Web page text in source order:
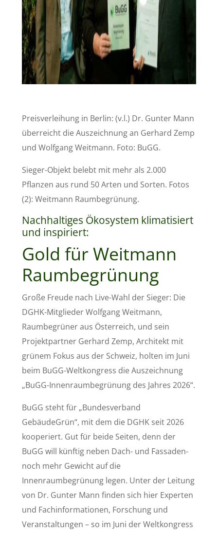
Preisverleihung in Berlin: (v.l.) Dr. Gunter Mann
überreicht die Auszeichnung an Gerhard Zemp
und Wolfgang Weitmann. Foto: BuGG.
Sieger-Objekt belebt mit mehr als 2.000
Pflanzen aus rund 50 Arten und Sorten. Fotos
(2): Weitmann Raumbegrünung.
Nachhaltiges Ökosystem klimatisiert
und inspiriert:
Gold für Weitmann
Raumbegrünung
Große Freude nach Live-Wahl der Sieger: Die
DGHK-Mitglieder Wolfgang Weitmann,
Raumbegrüner aus Österreich, und sein
Projektpartner Gerhard Zemp, Architekt mit
grünem Fokus aus der Schweiz, holten im Juni
beim BuGG-Weltkongress die Auszeichnung
„BuGG-Innenraumbegrünung des Jahres 2026“.
BuGG steht für „Bundesverband
GebäudeGrün“, mit dem die DGHK seit 2026
kooperiert. Gut für beide Seiten, denn der
BuGG will künftig neben Dach- und Fassaden-
noch mehr Gewicht auf die
Innenraumbegrünung legen. Unter der Leitung
von Dr. Gunter Mann finden sich hier Experten
und Fachinformationen, Forschung und
Veranstaltungen – so im Juni der Weltkongress